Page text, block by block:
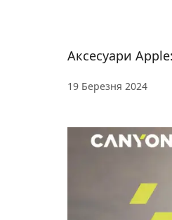
Аксесуари
19 Березня 2024